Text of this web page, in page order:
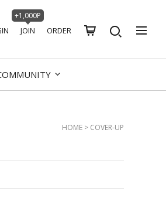
JOIN
+1,000P
ORDER
HOME > COVER-UP